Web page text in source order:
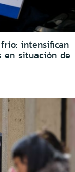
intensifican
en situación de